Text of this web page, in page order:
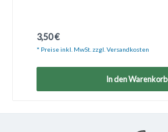
Regulärer Preis:
3,50 €
* Preise inkl. MwSt. zzgl. Versandkosten
In den Warenkorb